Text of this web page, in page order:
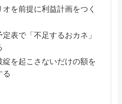
を前提に利益計画をつく
表で「不足するおカネ」
綻を起こさないだけの額を
る